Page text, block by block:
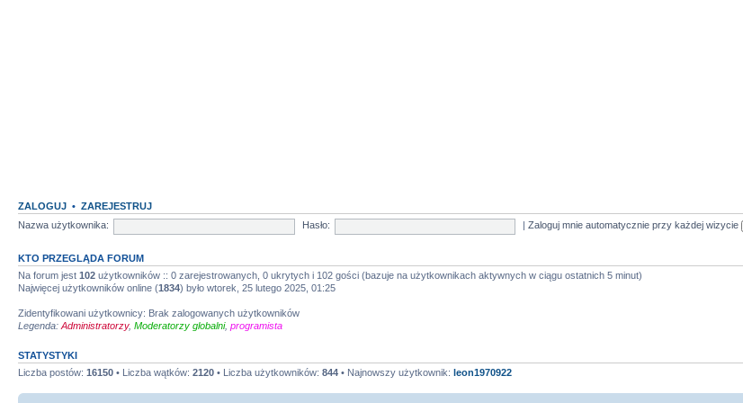
ZALOGUJ • ZAREJESTRUJ
Nazwa użytkownika:
Hasło: |Zaloguj mnie automatycznie przy każdej wizycie
KTO PRZEGLĄDA FORUM
Na forum jest 102 użytkowników :: 0 zarejestrowanych, 0 ukrytych i 102 gości (bazuje na użytkownikach aktywnych w ciągu ostatnich 5 minut)
Najwięcej użytkowników online (1834) było wtorek, 25 lutego 2025, 01:25
Zidentyfikowani użytkownicy: Brak zalogowanych użytkowników
Legenda: Administratorzy, Moderatorzy globalni, programista
STATYSTYKI
Liczba postów: 16150 • Liczba wątków: 2120 • Liczba użytkowników: 844 • Najnowszy użytkownik: leon1970922